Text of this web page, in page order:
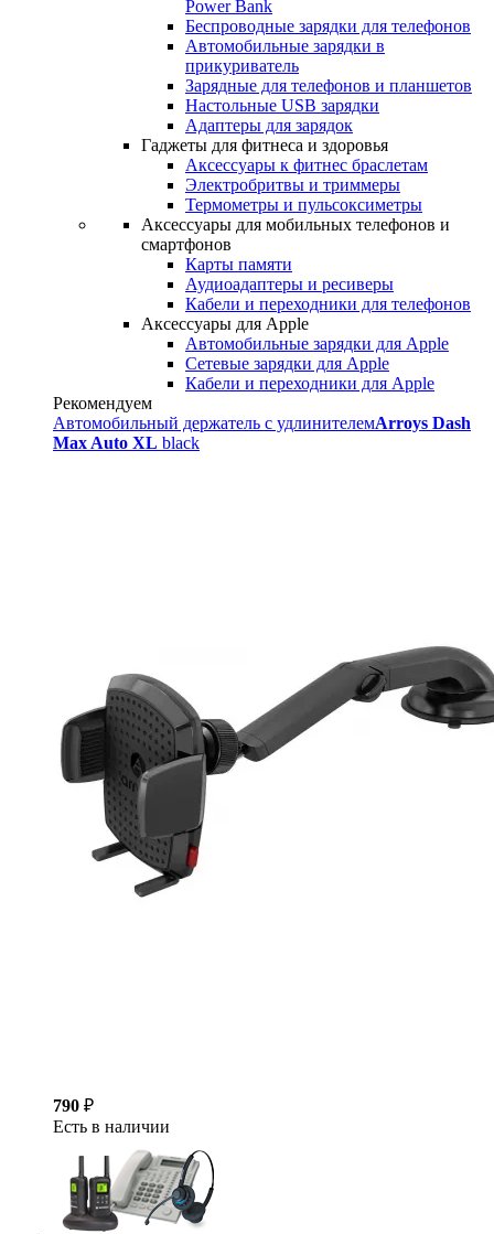
Power Bank
Беспроводные зарядки для телефонов
Автомобильные зарядки в
прикуриватель
Зарядные для телефонов и планшетов
Настольные USB зарядки
Адаптеры для зарядок
Гаджеты для фитнеса и здоровья
Аксессуары к фитнес браслетам
Электробритвы и триммеры
Термометры и пульсоксиметры
Аксессуары для мобильных телефонов и
смартфонов
Карты памяти
Аудиоадаптеры и ресиверы
Кабели и переходники для телефонов
Аксессуары для Apple
Автомобильные зарядки для Apple
Сетевые зарядки для Apple
Кабели и переходники для Apple
Рекомендуем
Автомобильный держатель с удлинителемArroys Dash
Max Auto XL black
790 ₽
Есть в наличии